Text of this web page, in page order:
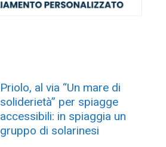
Priolo, al via “Un mare di
soliderietà” per spiagge
accessibili: in spiaggia un
gruppo di solarinesi